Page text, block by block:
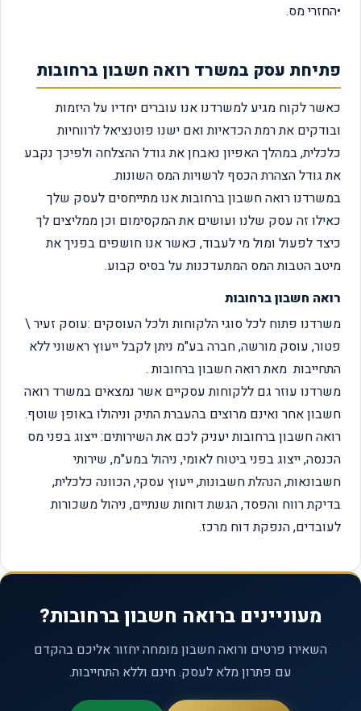
•החזרי מס.
פתיחת עסק במשרד רואה חשבון ברחובות
כאשר לקוח מגיע למשרדנו אנו עוברים יחדיו על היזמות
ובודקים את רמת הכדאיות ואם ישנו פוטנציאל לרווחיות
כלכלית, במהלך האפיון נאבחן את גודל ההצלחה ולפיכך נקבע
את גודל הצהרת הכסף לרשויות המס השונות.
במשרדנו רואה חשבון ברחובות אנו מתייחסים לעסק שלך
כאילו זה עסק שלנו ועושים את המקסימום וכן ממליצים לך
כיצד לפעול ומול מי לעבוד, כאשר אנו חושפים בפניך את
מיטב הטבות המס המתעדכנות על בסיס קבוע.
רואה חשבון ברחובות
משרדנו פתוח לכל סוגי הלקוחות ולכל העוסקים :עוסק זעיר \
פטור, עוסק מורשה, חברה בע"מ ניתן לקבל ייעוץ ראשוני ללא
התחייבות מאת רואה חשבון ברחובות .
משרדנו עוזר גם ללקוחות עסקיים אשר נמצאים במשרד רואה
חשבון אחר ואינם מרוצים בהעברת התיק וניהולו באופן שוטף.
רואה חשבון ברחובות יעניק לכם את השירותים: ייצוג בפני מס
הכנסה, ייצוג בפני ביטוח לאומי, ניהול במע"מ, שירותי
חשבונאות, הנהלת חשבונות, ייעוץ עסקי, הכוונה כלכלית,
בדיקת רווח והפסד, הגשת דוחות שנתיים, ניהול משכורות
לעובדים, הנפקת דוח מרכז.
מעוניינים ברואה חשבון ברחובות?
השאירו פרטים ורואה חשבון מומחה יחזור אליכם בהקדם
עם פתרון מלא לעסק. חינם וללא התחייבות.